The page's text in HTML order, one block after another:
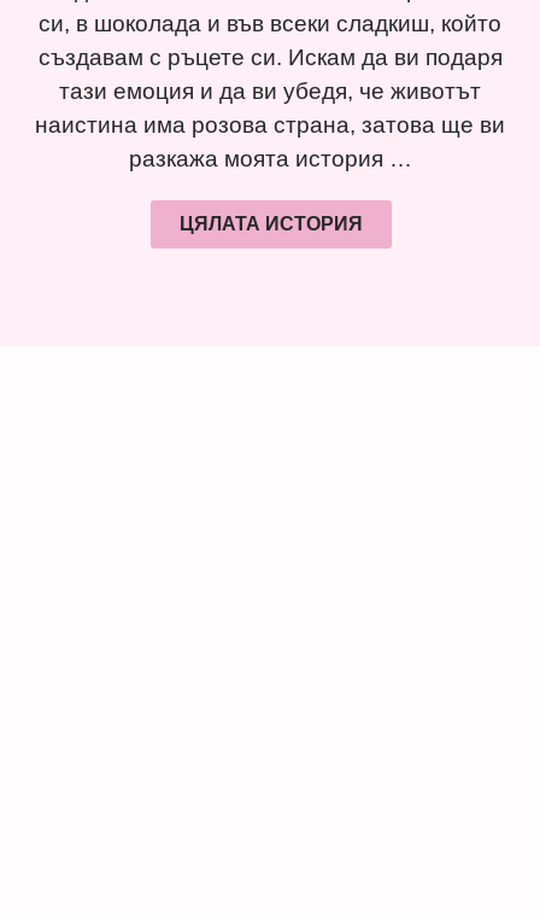
си, в шоколада и във всеки сладкиш, който
създавам с ръцете си. Искам да ви подаря
тази емоция и да ви убедя, че животът
наистина има розова страна, затова ще ви
разкажа моята история …
ЦЯЛАТА ИСТОРИЯ